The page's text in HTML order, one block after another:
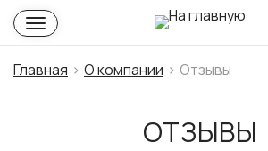
Главная О компании Отзывы
ОТЗЫВЫ